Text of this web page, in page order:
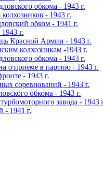
обкома - 1943 г.
- 1943 г.
обком - 1941 г.
г.
Красной Армии - 1943 г.
колхозникам -1943 г.
обкома - 1943 г.
о приеме в партию - 1943 г.
- 1943 г.
соревнований - 1943 г.
обкома - 1943 г.
завода - 1943
- 1941 г.